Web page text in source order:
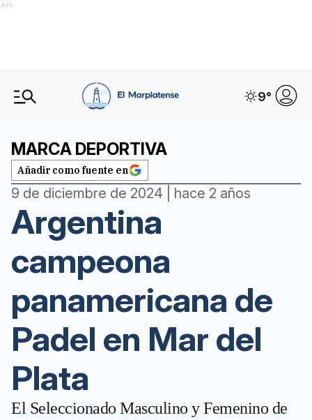
Ads
9°
MARCA DEPORTIVA
Añadir como fuente en
9 de diciembre de 2024 | hace 2 años
Argentina
campeona
panamericana de
Padel en Mar del
Plata
El Seleccionado Masculino y Femenino de